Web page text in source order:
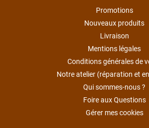
Promotions
Nouveaux produits
Livraison
Mentions légales
Conditions générales de
Notre atelier (réparation et
Qui sommes-nous ?
Foire aux Questions
Gérer mes cookies